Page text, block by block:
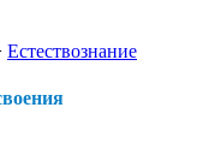
Естествознание